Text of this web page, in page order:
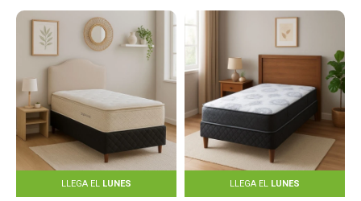
LLEGA EL LUNES LLEGA EL LUNES